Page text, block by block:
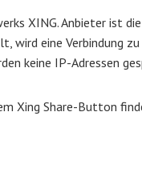
XING. Anbieter ist
wird eine Verbindung
keine IP-Adressen
Xing Share-Button